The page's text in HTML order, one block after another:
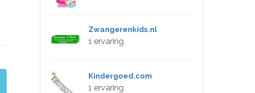
Zwangerenkids.nl
1 ervaring
Kindergoed.com
1 ervaring